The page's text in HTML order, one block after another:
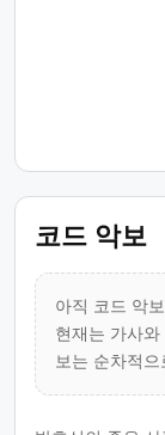
코드 악보
아직 코드 악
현재는 가사
보는 순차적으